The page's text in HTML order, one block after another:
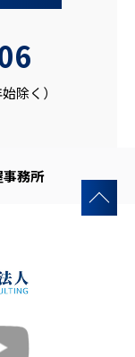
除く）
事務所